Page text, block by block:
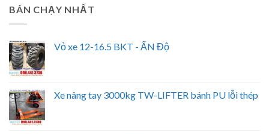
BÁN CHẠY NHẤT
Vỏ xe 12-16.5 BKT - ẤN Độ
Xe nâng tay 3000kg TW-LIFTER bánh PU lỗi thép